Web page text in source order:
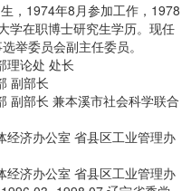
，1974年8月参加工作，1978
学在职博士研究生学历。现任
举委员会副主任委员。
理论处 处长
副部长
副部长 兼本溪市社会科学联合
济办公室 省县区工业管理办
济办公室 省县区工业管理办